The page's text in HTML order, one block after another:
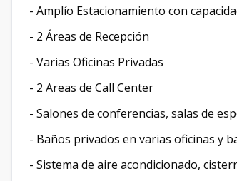
- ⁠Amplío Estacionamiento con
- 2 Áreas de Recepción
- ⁠Varias Oficinas Privadas
- 2 Areas de Call Center
- Salones de conferencias, salas de
- Baños privados en varias oficinas y
- ⁠Sistema de aire acondicionado,